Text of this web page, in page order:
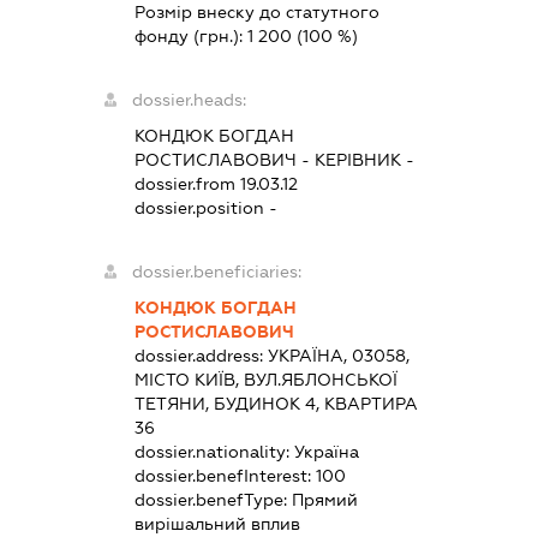
Розмір внеску до статутного
фонду (грн.): 1 200 (100 %)
dossier.heads:
КОНДЮК БОГДАН
РОСТИСЛАВОВИЧ - КЕРІВНИК-
dossier.from 19.03.12
dossier.position -
dossier.beneficiaries:
КОНДЮК БОГДАН
РОСТИСЛАВОВИЧ
dossier.address: УКРАЇНА, 03058,
МІСТО КИЇВ, ВУЛ.ЯБЛОНСЬКОЇ
ТЕТЯНИ, БУДИНОК 4, КВАРТИРА
36
dossier.nationality: Україна
dossier.benefInterest: 100
dossier.benefType: Прямий
вирішальний вплив